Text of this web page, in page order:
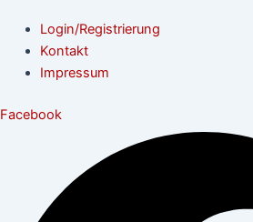
Login/Registrierung
Kontakt
Impressum
Facebook